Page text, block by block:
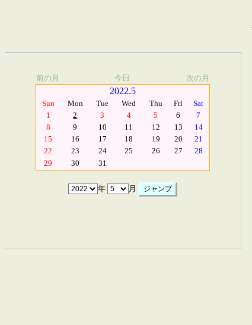
前の月 今日 次の月
2022.5
Sun Mon Tue Wed Thu Fri
Sat
1
2 3 4 5 6
7
8
9 10 11 12 13
14
15
16 17 18 19 20
21
22
23 24 25 26 27
28
29
30 31
年 月